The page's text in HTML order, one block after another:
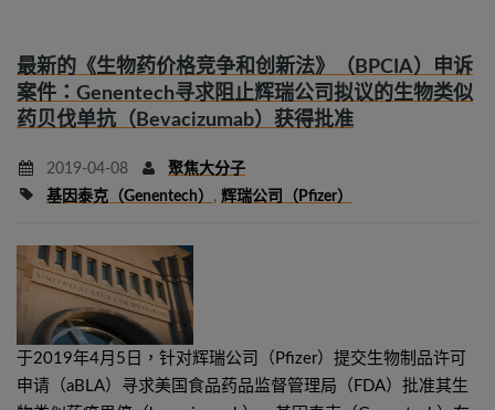
最新的《生物药价格竞争和创新法》（BPCIA）申诉
案件：Genentech寻求阻止辉瑞公司拟议的生物类似
药贝伐单抗（Bevacizumab）获得批准
2019-04-08
聚焦大分子
基因泰克（Genentech）
, 辉瑞公司（Pfizer）
于2019年4月5日，针对辉瑞公司（Pfizer）提交生物制品许可
申请（aBLA）寻求美国食品药品监督管理局（FDA）批准其生